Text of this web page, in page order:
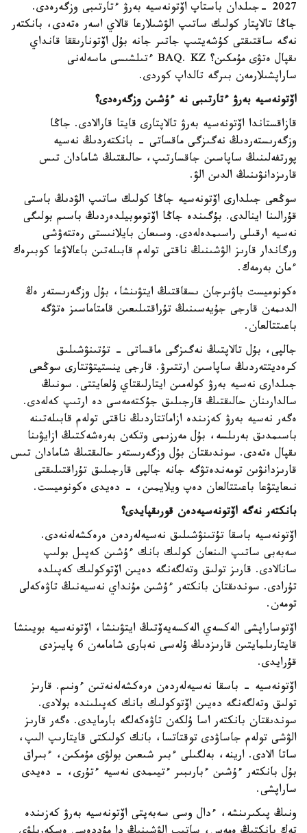
2027 -جىلدان باستاپ اۆتونەسيە بەرۋ ءتارتىبى وزگەرەدى.
جاڭا تالاپتار كولىك ساتىپ الۋشىلارعا قالاي اسەر ەتەدى، بانكتەر
نەگە ساقتىقتى كۇشەيتىپ جاتىر جانە بۇل اۆتونارىققا قانداي
ىقپال ەتۋى مۇمكىن؟ BAQ. KZ ءتىلشىسى ماسەلەنى
ساراپشىلارمەن بىرگە تالداپ كوردى.
اۆتونەسيە بەرۋ ءتارتىبى نە ءۇشىن وزگەرەدى؟
قازاقستاندا اۆتونەسيە بەرۋ تالاپتارى قايتا قارالادى. جاڭا
وزگەرىستەردىڭ نەگىزگى ماقساتى - بانكتەردىڭ نەسيە
پورتفەلىنىڭ ساپاسىن جاقسارتىپ، حالىقتىڭ شامادان تىس
قارىزدانۋىنىڭ الدىن الۋ.
سوڭعى جىلدارى اۆتونەسيە جاڭا كولىك ساتىپ الۋدىڭ باستى
قۇرالىنا اينالدى. بۇگىندە جاڭا اۆتوموبيلدەردىڭ باسىم بولىگى
نەسيە ارقىلى راسىمدەلەدى. وسىعان بايلانىستى رەتتەۋشى
ورگاندار قارىز الۋشىنىڭ ناقتى تولەم قابىلەتىن باعالاۋعا كوبىرەك
ءمان بەرمەك.
ەكونوميست باۋىرجان ىسقاقتىڭ ايتۋىنشا، بۇل وزگەرىستەر ەڭ
الدىمەن قارجى جۇيەسىنىڭ تۇراقتىلىعىن قامتاماسىز ەتۋگە
باعىتتالعان.
جالپى، بۇل تالاپتىڭ نەگىزگى ماقساتى - تۇتىنۋشىلىق
كرەديتتەردىڭ ساپاسىن ارتتىرۋ. قارجى ينستيتۋتتارى سوڭعى
جىلدارى نەسيە بەرۋ كولەمىن ايتارلىقتاي ۇلعايتتى. سونىڭ
سالدارىنان حالىقتىڭ قارجىلىق جۇكتەمەسى دە ارتىپ كەلەدى.
ەگەر نەسيە بەرۋ كەزىندە ازاماتتاردىڭ ناقتى تولەم قابىلەتىنە
باسىمدىق بەرىلسە، بۇل مەرزىمى وتكەن بەرەشەكتىڭ ازايۋىنا
ىقپال ەتەدى. سوندىقتان بۇل وزگەرىستەر حالىقتىڭ شامادان تىس
قارىزدانۋىن تومەندەتۋگە جانە جالپى قارجىلىق تۇراقتىلىقتى
نىعايتۋعا باعىتتالعان دەپ ويلايمىن، - دەيدى ەكونوميست.
بانكتەر نەگە اۆتونەسيەدەن قورىقپايدى؟
اۆتونەسيە باسقا تۇتىنۋشىلىق نەسيەلەردەن ەرەكشەلەنەدى.
سەبەبى ساتىپ الىنعان كولىك بانك ءۇشىن كەپىل بولىپ
سانالادى. قارىز تولىق وتەلگەنگە دەيىن اۆتوكولىك كەپىلدە
تۇرادى. سوندىقتان بانكتەر ءۇشىن مۇنداي نەسيەنىڭ تاۋەكەلى
تومەن.
اۆتوساراپشى الەكسەي الەكسەيەۆتىڭ ايتۋىنشا، اۆتونەسيە بويىنشا
قايتارىلمايتىن قارىزدىڭ ۇلەسى نەبارى شامامەن 6 پايىزدى
قۇرايدى.
اۆتونەسيە - باسقا نەسيەلەردەن ەرەكشەلەنەتىن ءونىم. قارىز
تولىق وتەلگەنگە دەيىن اۆتوكولىك بانك كەپىلىندە بولادى.
سوندىقتان بانكتەر اسا ۇلكەن تاۋەكەلگە بارمايدى. ەگەر قارىز
الۋشى تولەم جاساۋدى توقتاتسا، بانك كولىكتى قايتارىپ الىپ،
ساتا الادى. ارينە، بەلگىلى ءبىر شىعىن بولۋى مۇمكىن، ءبىراق
بۇل بانكتەر ءۇشىن ءبارىبىر ءتيىمدى نەسيە ءتۇرى، - دەيدى
ساراپشى.
ونىڭ پىكىرىنشە، ءدال وسى سەبەپتى اۆتونەسيە بەرۋ كەزىندە